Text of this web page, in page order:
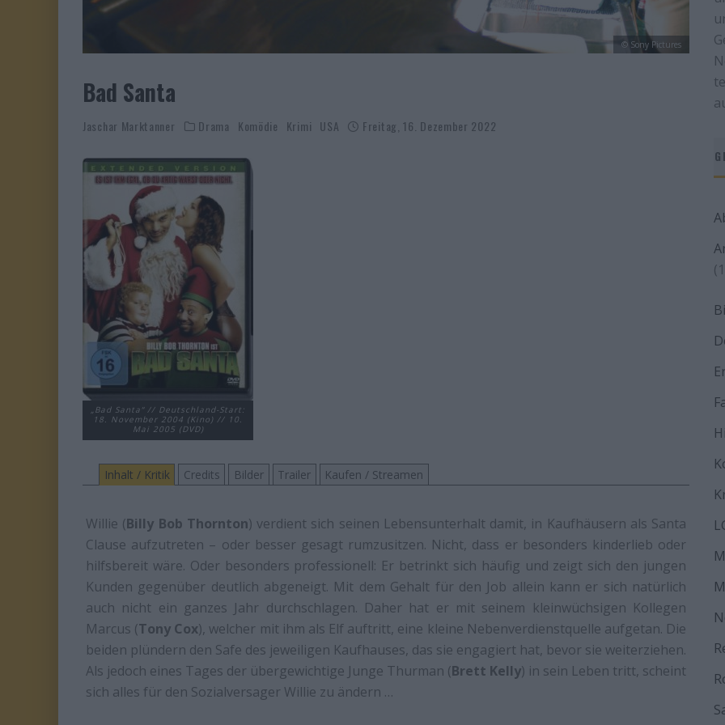
© Sony Pictures
Bad Santa
Jaschar Marktanner Drama Komödie Krimi USA Freitag, 16. Dezember 2022
„Bad Santa“ // Deutschland-Start:
18. November 2004 (Kino) // 10.
Mai 2005 (DVD)
Inhalt / Kritik Credits Bilder Trailer Kaufen / Streamen
Willie (Billy Bob Thornton) verdient sich seinen Lebensunterhalt damit, in Kaufhäusern als Santa
Clause aufzutreten – oder besser gesagt rumzusitzen. Nicht, dass er besonders kinderlieb oder
hilfsbereit wäre. Oder besonders professionell: Er betrinkt sich häufig und zeigt sich den jungen
Kunden gegenüber deutlich abgeneigt. Mit dem Gehalt für den Job allein kann er sich natürlich
auch nicht ein ganzes Jahr durchschlagen. Daher hat er mit seinem kleinwüchsigen Kollegen
Marcus (Tony Cox), welcher mit ihm als Elf auftritt, eine kleine Nebenverdienstquelle aufgetan. Die
beiden plündern den Safe des jeweiligen Kaufhauses, das sie engagiert hat, bevor sie weiterziehen.
Als jedoch eines Tages der übergewichtige Junge Thurman (Brett Kelly) in sein Leben tritt, scheint
sich alles für den Sozialversager Willie zu ändern …